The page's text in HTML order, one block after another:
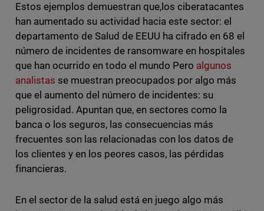
Estos ejemplos demuestran que,los ciberatacantes
han aumentado su actividad hacia este sector: el
departamento de Salud de EEUU ha cifrado en 68 el
número de incidentes de ransomware en hospitales
que han ocurrido en todo el mundo Pero algunos
analistas se muestran preocupados por algo más
que el aumento del número de incidentes: su
peligrosidad. Apuntan que, en sectores como la
banca o los seguros, las consecuencias más
frecuentes son las relacionadas con los datos de
los clientes y en los peores casos, las pérdidas
financieras.
En el sector de la salud está en juego algo más